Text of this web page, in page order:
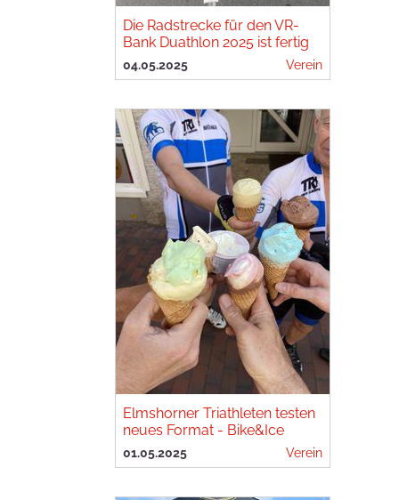
Die Radstrecke für den VR-
Bank Duathlon 2025 ist fertig
04.05.2025 Verein
Elmshorner Triathleten testen
neues Format - Bike&Ice
01.05.2025 Verein